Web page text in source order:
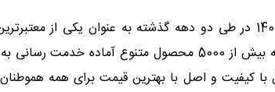
شرکت بین المللی تولید و صنعت گوهر آفرین پویا با نام تجاری موبایل 140 در
تخصصی تلفن همراه شناخته شده است. این مجموعه، هم اکنون با
با کیفیت و اصل با بهترین قیمت برای همه